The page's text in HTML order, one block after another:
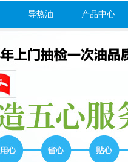
导热油 产品中心